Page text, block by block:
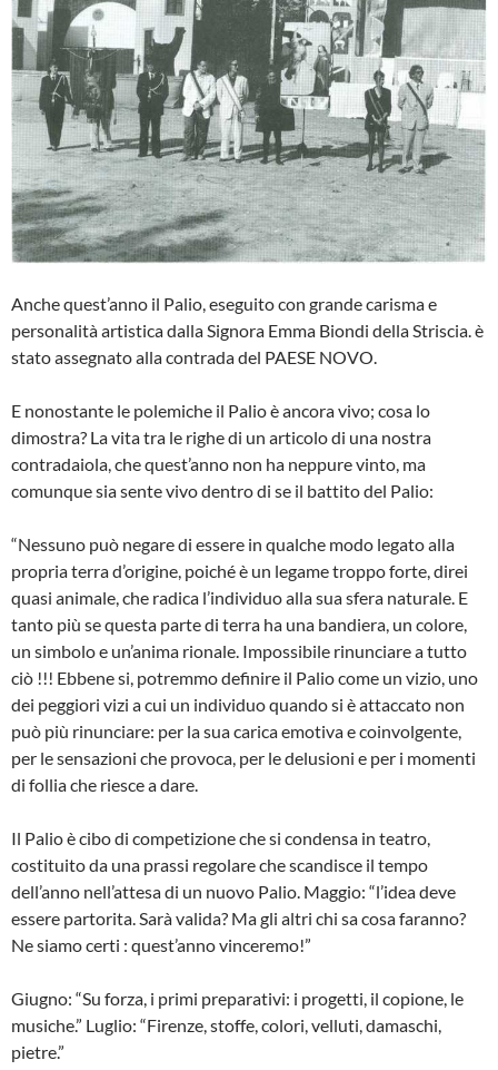
Anche quest’anno il Palio, eseguito con grande carisma e
personalità artistica dalla Signora Emma Biondi della Stri­scia. è
stato assegnato alla contrada del PAESE NOVO.
E nonostante le polemiche il Palio è ancora vivo; cosa lo
dimostra? La vita tra le righe di un articolo di una nostra
contradaiola, che quest’anno non ha neppu­re vinto, ma
comunque sia sente vivo dentro di se il battito del Palio:
“Nessuno può negare di essere in qual­che modo legato alla
propria terra d’ori­gine, poiché è un legame troppo forte, direi
quasi animale, che radica l’indivi­duo alla sua sfera naturale. E
tanto più se questa parte di terra ha una bandiera, un colore,
un simbolo e un’anima riona­le. Impossibile rinunciare a tutto
ciò !!! Ebbene si, potremmo definire il Palio come un vizio, uno
dei peggiori vizi a cui un individuo quando si è attaccato non
può più rinunciare: per la sua carica emotiva e coinvolgente,
per le sensazio­ni che provoca, per le delusioni e per i momenti
di follia che riesce a dare.
Il Palio è cibo di competizione che si condensa in teatro,
costituito da una prassi regolare che scandisce il tempo
dell’anno nell’attesa di un nuovo Palio. Maggio: “l’idea deve
essere partorita. Sarà valida? Ma gli altri chi sa cosa faranno?
Ne siamo certi : quest’anno vin­ceremo!”
Giugno: “Su forza, i primi preparativi: i progetti, il copione, le
musiche.” Luglio: “Firenze, stoffe, colori, velluti, damaschi,
pietre.”